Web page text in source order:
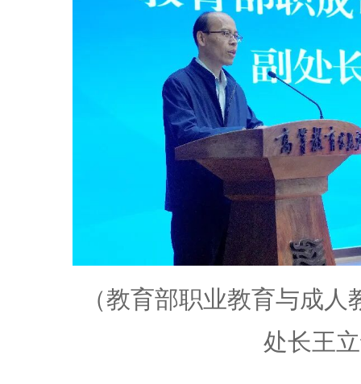
（教育部职业教育与成
处长王